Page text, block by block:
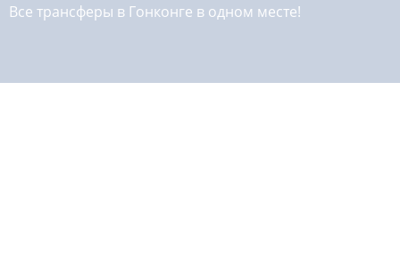
Все трансферы в Гонконге в одном месте!